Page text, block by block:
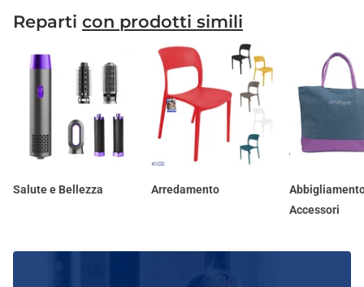
Reparti con prodotti simili
Salute e Bellezza Arredamento
Accessori